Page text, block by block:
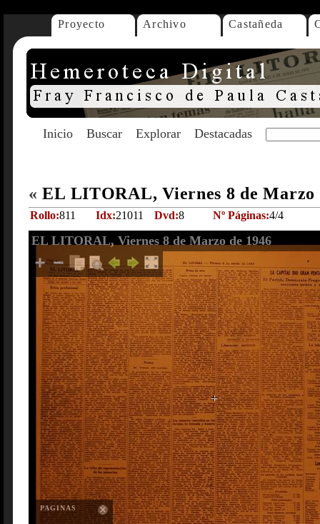
Proyecto Archivo Castañeda
Inicio Buscar Explorar Destacadas
« EL LITORAL, Viernes 8 de Marzo
Rollo:811 Idx:21011 Dvd:8 Nº Páginas:4/4
EL LITORAL, Viernes 8 de Marzo de 1946
PAGINAS